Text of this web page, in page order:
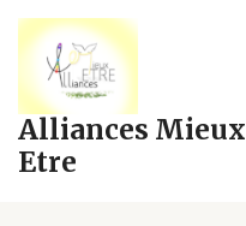
Aller
contenu
Alliances Mieux
Etre